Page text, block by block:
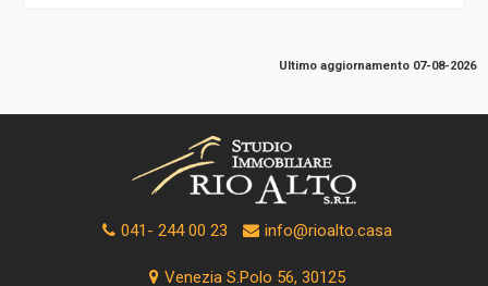
Ultimo aggiornamento 07-08-2026
041- 244 00 23 info@rioalto.casa
Venezia S.Polo 56, 30125